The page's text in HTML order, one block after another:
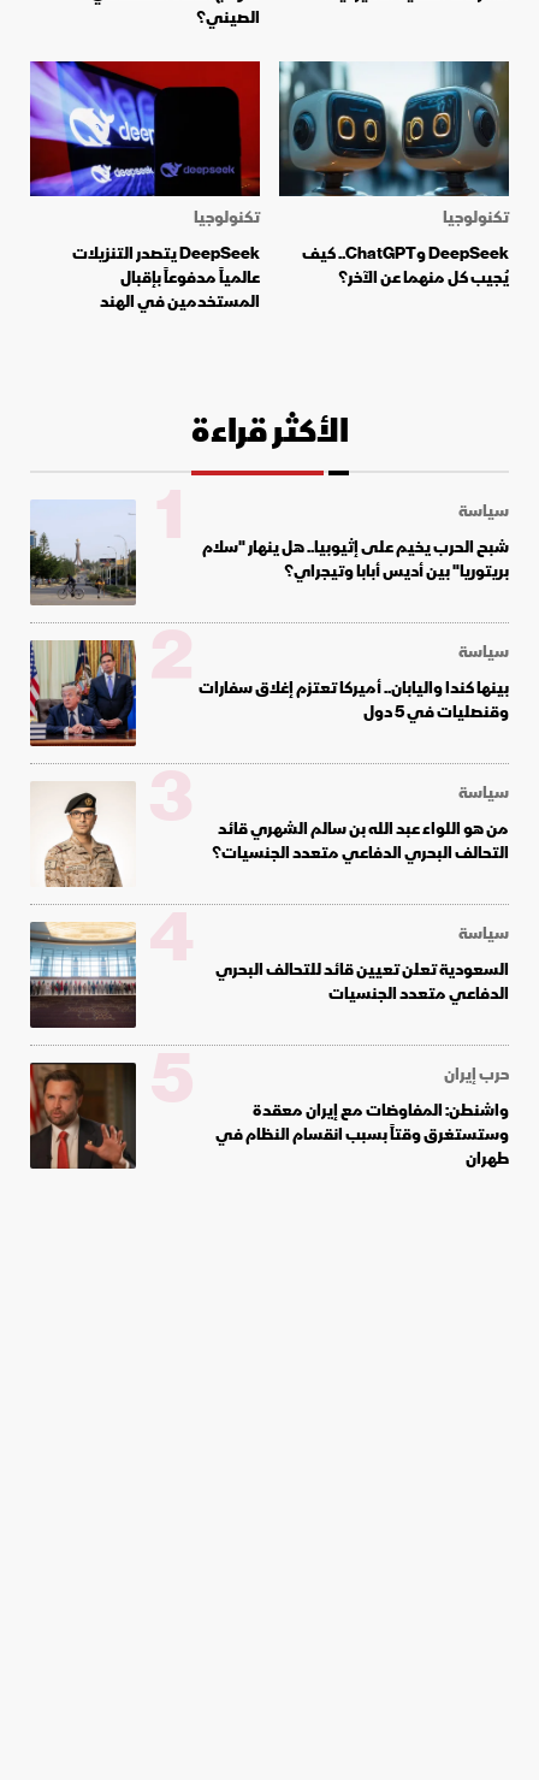
الصيني؟
تكنولوجيا
DeepSeek وChatGPT.. كيف
يُجيب كل منهما عن الآخر؟
تكنولوجيا
DeepSeek يتصدر التنزيلات
عالمياً مدفوعاً بإقبال
المستخدمين في الهند
الأكثر قراءة
سياسة
شبح الحرب يخيم على إثيوبيا.. هل ينهار "سلام
بريتوريا" بين أديس أبابا وتيجراي؟
1
سياسة
بينها كندا واليابان.. أميركا تعتزم إغلاق سفارات
وقنصليات في 5 دول
2
سياسة
من هو اللواء عبد الله بن سالم الشهري قائد
التحالف البحري الدفاعي متعدد الجنسيات؟
3
سياسة
السعودية تعلن تعيين قائد للتحالف البحري
الدفاعي متعدد الجنسيات
4
حرب إيران
واشنطن: المفاوضات مع إيران معقدة
وستستغرق وقتاً بسبب انقسام النظام في
طهران
5